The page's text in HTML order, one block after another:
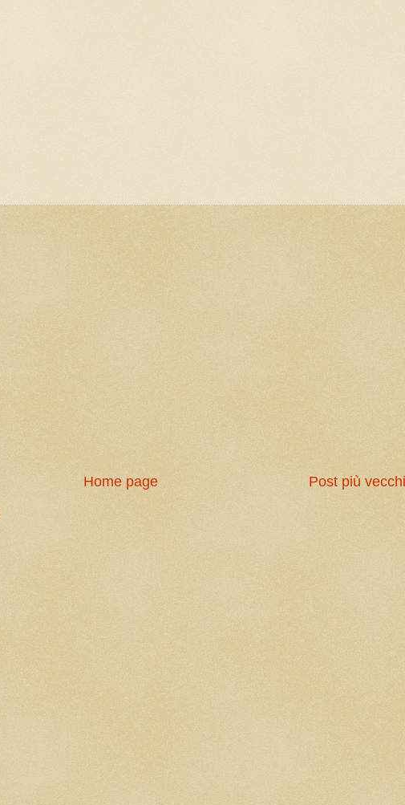
Post più
Home page